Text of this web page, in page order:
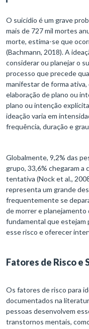
O suicídio é um grave
mais de 727 mil mortes
morte, estima-se que
(Bachmann, 2018). A
considerar ou planejar o
processo que precede
manifestar de forma
elaboração de plano ou
plano ou intenção
ideação varia em
frequência, duração e
Globalmente, 9,2% das
grupo, 33,6% chegaram a
tentativa (Nock et al.,
representa um grande
frequentemente se
de morrer e
fundamental que estejam
esse risco e oferecer
Fatores de Risco e
Os fatores de risco para
documentados na
pessoas desenvolvem
transtornos mentais,